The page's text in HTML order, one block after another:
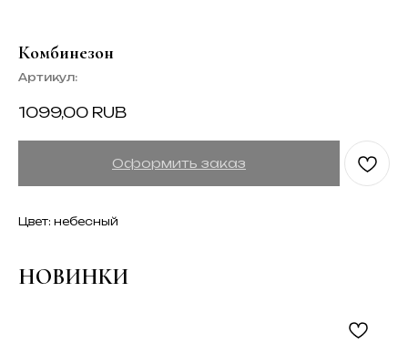
Комбинезон
Артикул:
1099,00 RUB
Оформить заказ
Цвет: небесный
НОВИНКИ